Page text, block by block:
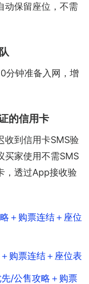
动保留座位，不需
分钟准备入网，增
的信用卡
收到信用卡SMS验
买家使用不需SMS
，透过App接收验
＋购票连结＋座位
购票连结＋座位表
/公售攻略＋购票